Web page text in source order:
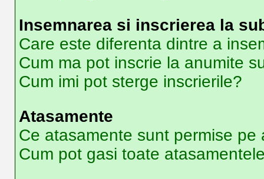
Insemnarea si inscrierea la
Care este diferenta dintre a
Cum ma pot inscrie la anumite
Cum imi pot sterge inscrierile?
Atasamente
Ce atasamente sunt permise pe
Cum pot gasi toate